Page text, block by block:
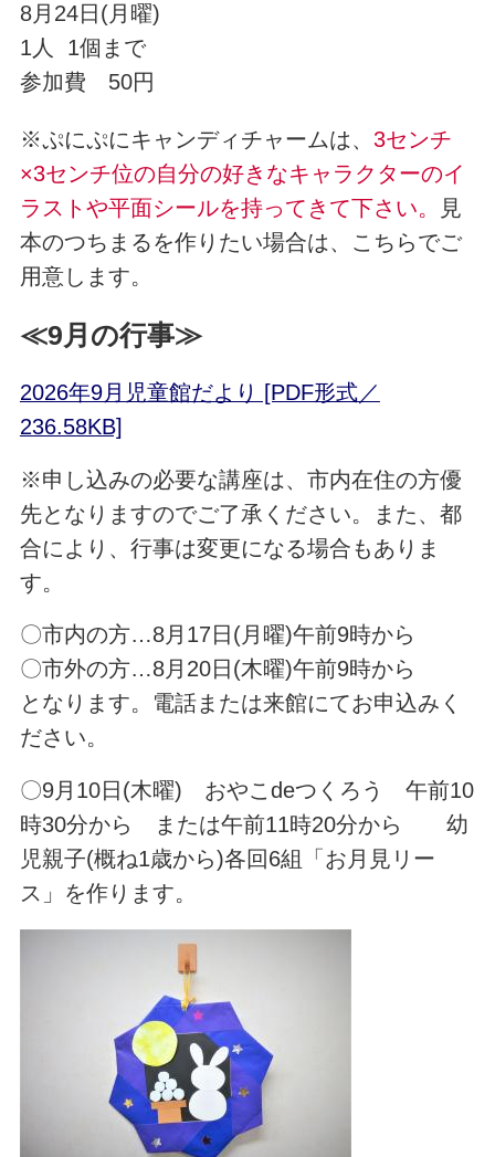
8月24日(月曜)
1人 1個まで
参加費 50円
※ぷにぷにキャンディチャームは、 3センチ
×3センチ位の自分の好きなキャラクターのイ
ラストや平面シールを持ってきて下さい。
見
本のつちまるを作りたい場合は、こちらでご
用意します。
≪9月の行事≫
2026年9月児童館だより [PDF形式／
236.58KB]
※申し込みの必要な講座は、市内在住の方優
先となりますのでご了承ください。また、都
合により、行事は変更になる場合もありま
す。
〇市内の方…8月17日(月曜)午前9時から
〇市外の方…8月20日(木曜)午前9時から
となります。電話または来館にてお申込みく
ださい。
〇9月10日(木曜) おやこdeつくろう 午前10
時30分から または午前11時20分から 幼
児親子(概ね1歳から)各回6組「お月見リー
ス」を作ります。